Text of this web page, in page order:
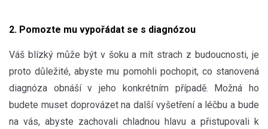
2. Pomozte mu vypořádat se s diagnózou
Váš blízký může být v šoku a mít strach z budoucnosti, je
proto důležité, abyste mu pomohli pochopit, co stanovená
diagnóza obnáší v jeho konkrétním případě. Možná ho
budete muset doprovázet na další vyšetření a léčbu a bude
na vás, abyste zachovali chladnou hlavu a přistupovali k